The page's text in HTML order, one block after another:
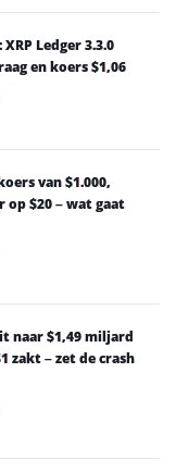
Ledger 3.3.0
en koers $1,06
van $1.000,
op $20 – wat gaat
naar $1,49 miljard
zakt – zet de crash